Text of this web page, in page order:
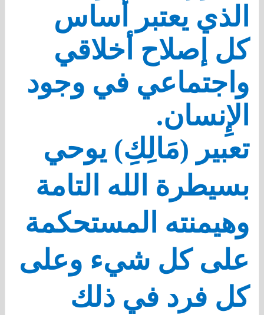
الذي يعتبر أساس
كل إصلاح أخلاقي
واجتماعي في وجود
الإِنسان.
تعبير (مَالِكِ) يوحي
بسيطرة الله التامة
وهيمنته المستحكمة
على كل شيء وعلى
كل فرد في ذلك